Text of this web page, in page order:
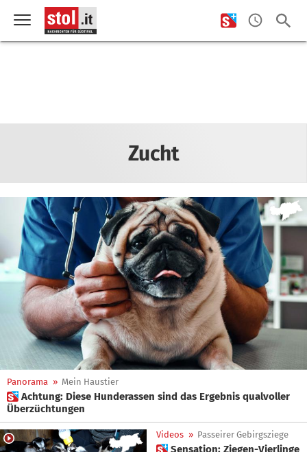
Zucht
Panorama » Mein Haustier
 Achtung: Diese Hunderassen sind das Ergebnis qualvoller
Überzüchtungen
Videos » Passeirer Gebirgsziege
 Sensation: Ziegen-Vierlinge